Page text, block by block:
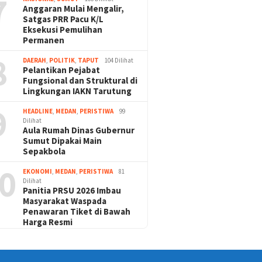
Anggaran Mulai Mengalir,
Satgas PRR Pacu K/L
Eksekusi Pemulihan
Permanen
DAERAH, POLITIK, TAPUT 104 Dilihat
Pelantikan Pejabat
Fungsional dan Struktural di
Lingkungan IAKN Tarutung
HEADLINE, MEDAN, PERISTIWA
99
Dilihat
Aula Rumah Dinas Gubernur
Sumut Dipakai Main
Sepakbola
EKONOMI, MEDAN, PERISTIWA
81
Dilihat
Panitia PRSU 2026 Imbau
Masyarakat Waspada
Penawaran Tiket di Bawah
Harga Resmi